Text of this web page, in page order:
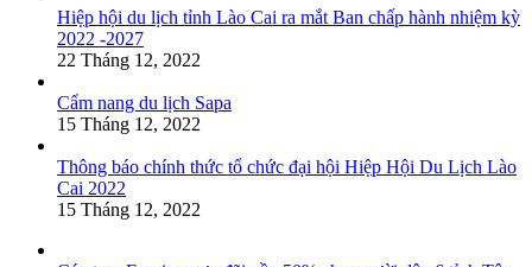
Hiệp hội du lịch tỉnh Lào Cai ra mắt Ban chấp hành nhiệm kỳ
2022 -2027
22 Tháng 12, 2022
Cẩm nang du lịch Sapa
15 Tháng 12, 2022
Thông báo chính thức tổ chức đại hội Hiệp Hội Du Lịch Lào
Cai 2022
15 Tháng 12, 2022